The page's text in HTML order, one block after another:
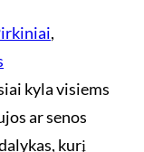
kyla visiems
ar senos
kurį